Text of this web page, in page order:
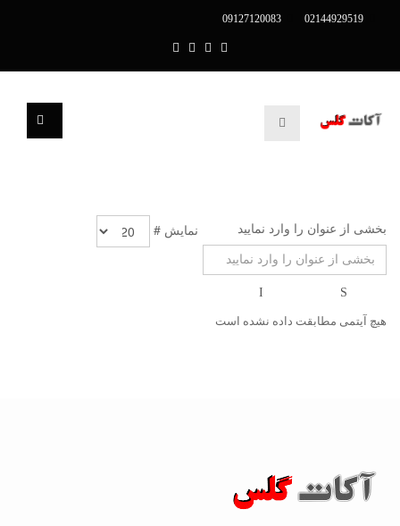
02144929519
09127120083
بخشی از عنوان را وارد نمایید نمایش #
هیچ آیتمی مطابقت داده نشده است